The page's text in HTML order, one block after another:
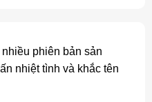
phiên bản sản
nhiệt tình và khắc tên